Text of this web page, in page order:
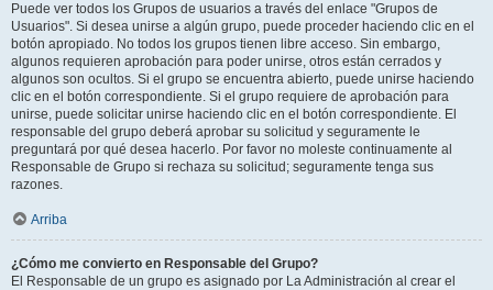
Puede ver todos los Grupos de usuarios a través del enlace "Grupos de
Usuarios". Si desea unirse a algún grupo, puede proceder haciendo clic en el
botón apropiado. No todos los grupos tienen libre acceso. Sin embargo,
algunos requieren aprobación para poder unirse, otros están cerrados y
algunos son ocultos. Si el grupo se encuentra abierto, puede unirse haciendo
clic en el botón correspondiente. Si el grupo requiere de aprobación para
unirse, puede solicitar unirse haciendo clic en el botón correspondiente. El
responsable del grupo deberá aprobar su solicitud y seguramente le
preguntará por qué desea hacerlo. Por favor no moleste continuamente al
Responsable de Grupo si rechaza su solicitud; seguramente tenga sus
razones.
Arriba
¿Cómo me convierto en Responsable del Grupo?
El Responsable de un grupo es asignado por La Administración al crear el